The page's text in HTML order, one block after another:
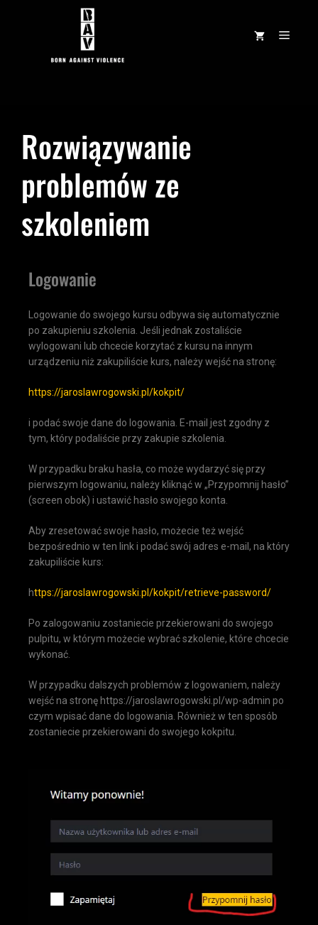
Rozwiązywanie
problemów ze
szkoleniem
Logowanie
Logowanie do swojego kursu odbywa się automatycznie
po zakupieniu szkolenia. Jeśli jednak zostaliście
wylogowani lub chcecie korzytać z kursu na innym
urządzeniu niż zakupiliście kurs, należy wejść na stronę:
https://jaroslawrogowski.pl/kokpit/
i podać swoje dane do logowania. E-mail jest zgodny z
tym, który podaliście przy zakupie szkolenia.
W przypadku braku hasła, co może wydarzyć się przy
pierwszym logowaniu, należy kliknąć w „Przypomnij hasło”
(screen obok) i ustawić hasło swojego konta.
Aby zresetować swoje hasło, możecie też wejść
bezpośrednio w ten link i podać swój adres e-mail, na który
zakupiliście kurs:
https://jaroslawrogowski.pl/kokpit/retrieve-password/
Po zalogowaniu zostaniecie przekierowani do swojego
pulpitu, w którym możecie wybrać szkolenie, które chcecie
wykonać.
W przypadku dalszych problemów z logowaniem, należy
wejść na stronę https://jaroslawrogowski.pl/wp-admin po
czym wpisać dane do logowania. Również w ten sposób
zostaniecie przekierowani do swojego kokpitu.